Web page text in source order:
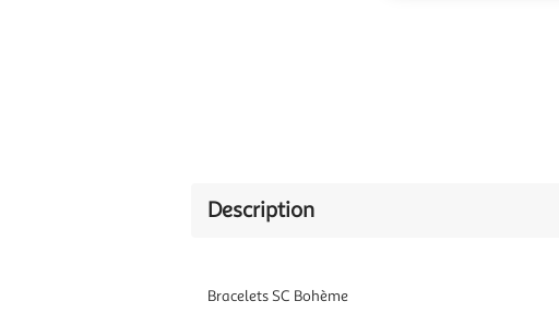
Description
Bracelets SC Bohème